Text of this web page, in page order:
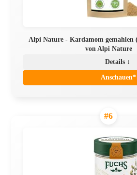
Alpi Nature - Kardamom gemahlen
von Alpi Nature
Details ↓
Anschauen*
#6